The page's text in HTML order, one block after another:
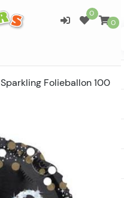
0
0
Sparkling Folieballon 100